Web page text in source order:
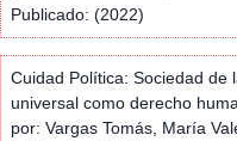
Publicado: (2022)
Cuidad Política: Sociedad de
universal como derecho
por: Vargas Tomás, María